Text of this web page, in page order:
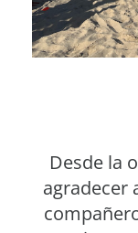
Desde la
agradecer